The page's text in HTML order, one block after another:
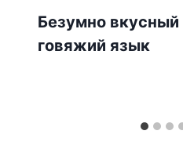
Безумно
говяжий язык